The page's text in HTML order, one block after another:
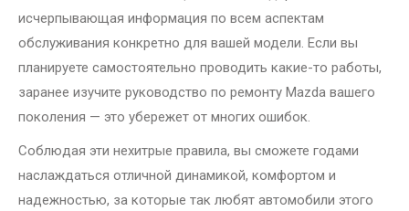
исчерпывающая информация по всем аспектам
обслуживания конкретно для вашей модели. Если вы
планируете самостоятельно проводить какие-то работы,
заранее изучите руководство по ремонту Mazda вашего
поколения — это убережет от многих ошибок.
Соблюдая эти нехитрые правила, вы сможете годами
наслаждаться отличной динамикой, комфортом и
надежностью, за которые так любят автомобили этого